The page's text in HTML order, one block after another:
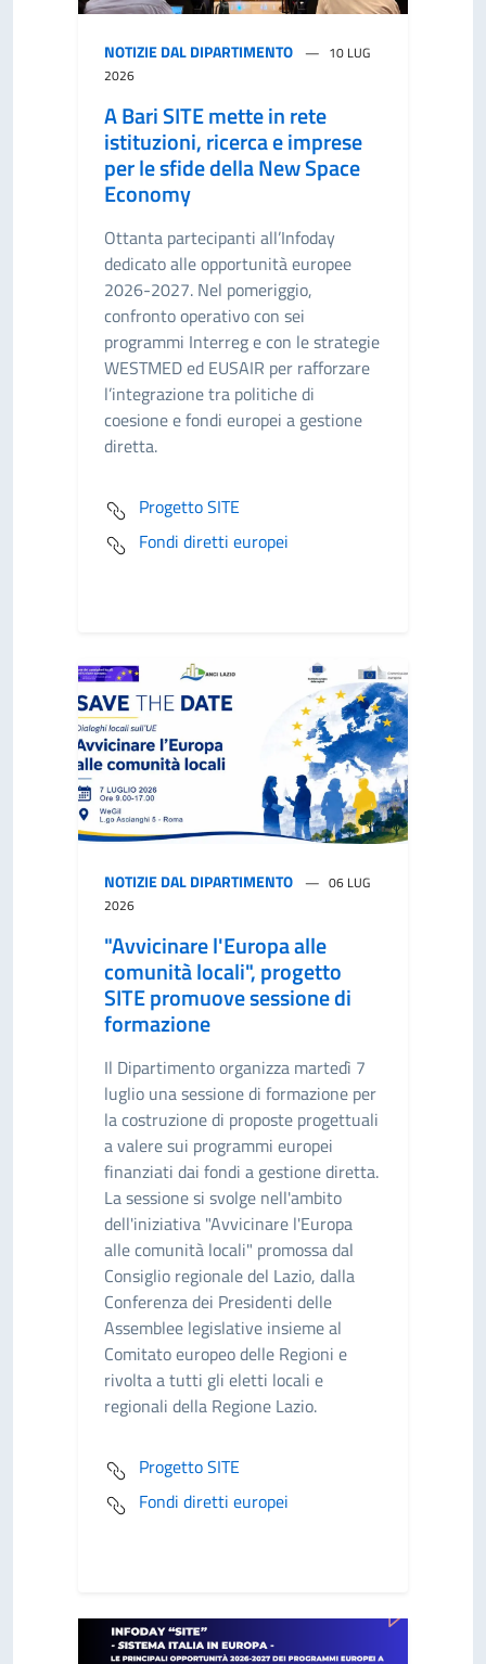
NOTIZIE DAL DIPARTIMENTO
10 LUG
2026
A Bari SITE mette in rete
istituzioni, ricerca e imprese
per le sfide della New Space
Economy
Ottanta partecipanti all’Infoday
dedicato alle opportunità europee
2026-2027. Nel pomeriggio,
confronto operativo con sei
programmi Interreg e con le strategie
WESTMED ed EUSAIR per rafforzare
l’integrazione tra politiche di
coesione e fondi europei a gestione
diretta.
Progetto SITE
Fondi diretti europei
NOTIZIE DAL DIPARTIMENTO
06 LUG
2026
"Avvicinare l'Europa alle
comunità locali", progetto
SITE promuove sessione di
formazione
Il Dipartimento organizza martedì 7
luglio una sessione di formazione per
la costruzione di proposte progettuali
a valere sui programmi europei
finanziati dai fondi a gestione diretta.
La sessione si svolge nell'ambito
dell'iniziativa "Avvicinare l'Europa
alle comunità locali" promossa dal
Consiglio regionale del Lazio, dalla
Conferenza dei Presidenti delle
Assemblee legislative insieme al
Comitato europeo delle Regioni e
rivolta a tutti gli eletti locali e
regionali della Regione Lazio.
Progetto SITE
Fondi diretti europei